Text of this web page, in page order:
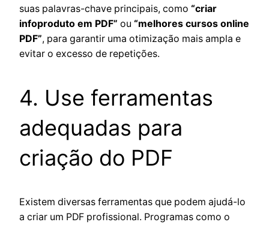
suas palavras-chave principais, como “criar
infoproduto em PDF” ou “melhores cursos online
PDF”, para garantir uma otimização mais ampla e
evitar o excesso de repetições.
4. Use ferramentas
adequadas para
criação do PDF
Existem diversas ferramentas que podem ajudá-lo
a criar um PDF profissional. Programas como o